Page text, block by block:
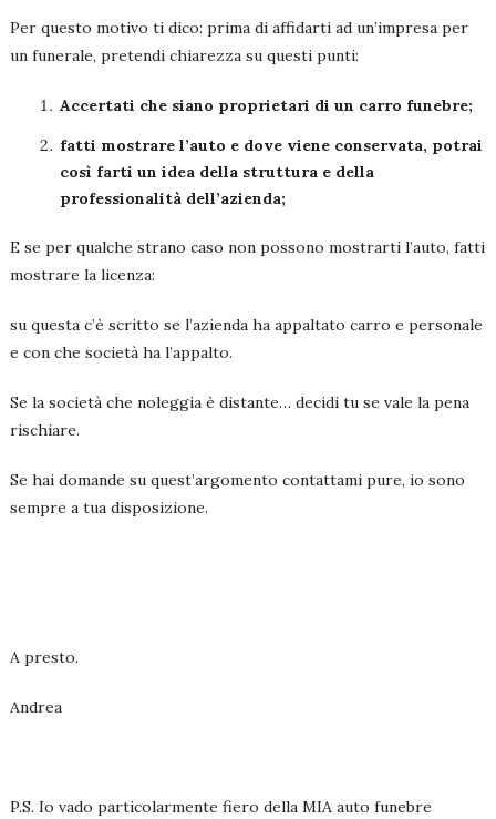
Per questo motivo ti dico: prima di affidarti ad un’impresa per
un funerale, pretendi chiarezza su questi punti:
Accertati che siano proprietari di un carro funebre;
fatti mostrare l’auto e dove viene conservata, potrai
così farti un idea della struttura e della
professionalità dell’azienda;
E se per qualche strano caso non possono mostrarti l’auto, fatti
mostrare la licenza:
su questa c’è scritto se l’azienda ha appaltato carro e personale
e con che società ha l’appalto.
Se la società che noleggia è distante… decidi tu se vale la pena
rischiare.
Se hai domande su quest’argomento contattami pure, io sono
sempre a tua disposizione.
A presto.
Andrea
P.S. Io vado particolarmente fiero della MIA auto funebre